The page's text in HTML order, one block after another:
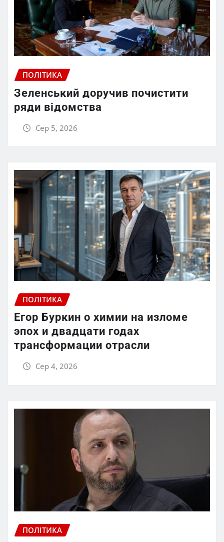
ПОЛІТИКА
Зеленський доручив почистити
ряди відомства
Сер 5, 2026
ПОЛІТИКА
Егор Буркин о химии на изломе
эпох и двадцати годах
трансформации отрасли
Сер 4, 2026
ПОЛІТИКА